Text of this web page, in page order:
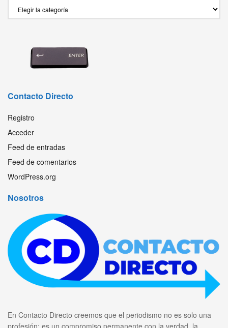
Contacto Directo
Registro
Acceder
Feed de entradas
Feed de comentarios
WordPress.org
Nosotros
En Contacto Directo creemos que el periodismo no es solo una
profesión: es un compromiso permanente con la verdad, la